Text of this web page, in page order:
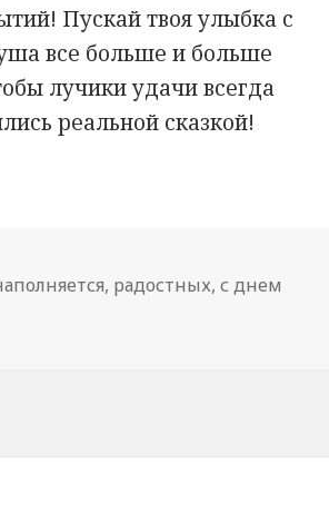
Пускай твоя улыбка с
все больше и больше
лучики удачи всегда
реальной сказкой!
, радостных,с днем